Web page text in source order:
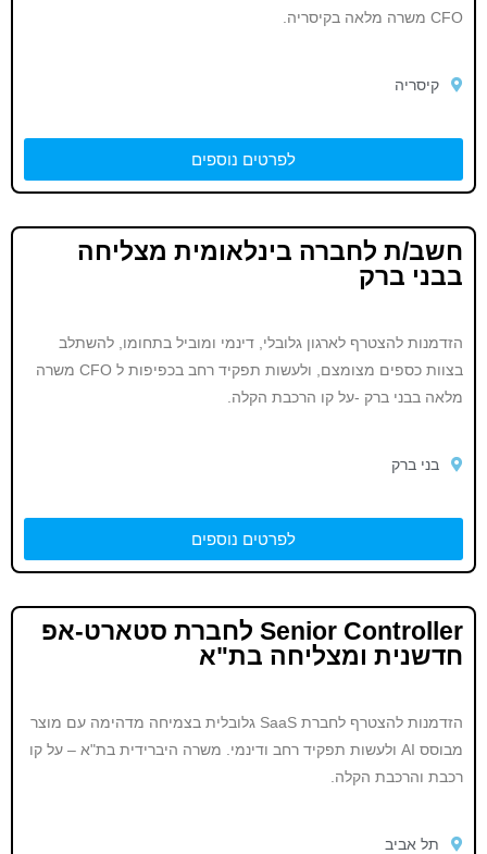
CFO משרה מלאה בקיסריה.
קיסריה
לפרטים נוספים
חשב/ת לחברה בינלאומית מצליחה
בבני ברק
הזדמנות להצטרף לארגון גלובלי, דינמי ומוביל בתחומו, להשתלב
בצוות כספים מצומצם, ולעשות תפקיד רחב בכפיפות ל CFO משרה
מלאה בבני ברק -על קו הרכבת הקלה.
בני ברק
לפרטים נוספים
Senior Controller לחברת סטארט-אפ
חדשנית ומצליחה בת"א
הזדמנות להצטרף לחברת SaaS גלובלית בצמיחה מדהימה עם מוצר
מבוסס AI ולעשות תפקיד רחב ודינמי. משרה היברידית בת"א – על קו
רכבת והרכבת הקלה.
תל אביב